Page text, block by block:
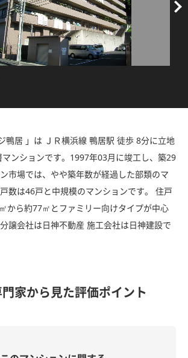
鴨居 」は ＪＲ横浜線 鴨居駅 徒歩 8分に立地
ンションです。1997年03月に竣工し、築29
市場では、やや築年数が経過した部類のマ
数は46戸と中規模のマンションです。 住戸
から約77㎡とファミリー向けタイプが中心
譲会社は日神不動産 施工会社は日神建設で
家から見た評価ポイント